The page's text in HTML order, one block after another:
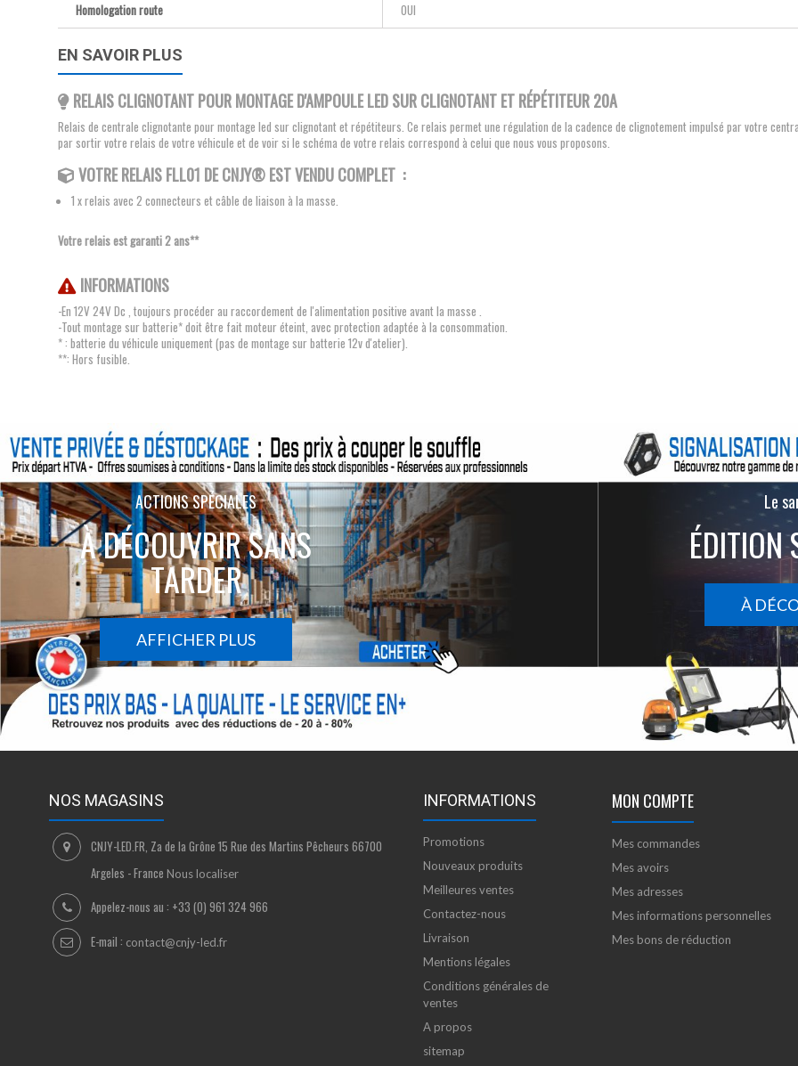
Homologation route
OUI
EN SAVOIR PLUS
RELAIS CLIGNOTANT POUR MONTAGE D'AMPOULE LED SUR CLIGNOTANT ET RÉPÉTITEUR 20A
Relais de centrale clignotante pour montage led sur clignotant et répétiteurs. Ce relais permet une régulation de la cadence de clignotement impulsé par votre
par sortir votre relais de votre véhicule et de voir si le schéma de votre relais correspond à celui que nous vous proposons.
VOTRE RELAIS FLL01 DECNJY®EST VENDU COMPLET :
1 x relais avec 2 connecteurs et câble de liaison à la masse.
Votre relais est garanti 2 ans**
INFORMATIONS
-En 12V 24V Dc , toujours procéder au raccordement de l'alimentation positive avant la masse .
-Tout montage sur batterie* doit être fait moteur éteint, avec protection adaptée à la consommation.
* : batterie du véhicule uniquement (pas de montage sur batterie 12v d'atelier).
**: Hors fusible.
ACTIONS SPÉCIALES
À DÉCOUVRIR SANS
TARDER
AFFICHER PLUS
Le
ÉDITION
À
NOS MAGASINS
CNJY-LED.FR, Za de la Grône 15 Rue des Martins Pêcheurs 66700
Argeles - France Nous localiser
Appelez-nous au : +33 (0) 961 324 966
E-mail : contact@cnjy-led.fr
INFORMATIONS
Promotions
Nouveaux produits
Meilleures ventes
Contactez-nous
Livraison
Mentions légales
Conditions générales de
ventes
A propos
sitemap
MON COMPTE
Mes commandes
Mes avoirs
Mes adresses
Mes informations personnelles
Mes bons de réduction